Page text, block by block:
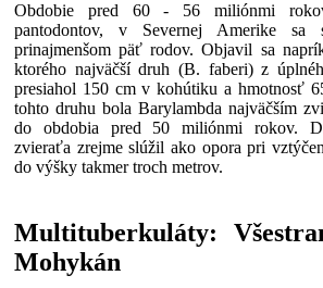
Obdobie pred 60 - 56 miliónmi
pantodontov, v Severnej Amerike sa
prinajmenšom päť rodov. Objavil sa
ktorého najväčší druh (B. faberi) z
presiahol 150 cm v kohútiku a hmotnosť
tohto druhu bola Barylambda najväčším
do obdobia pred 50 miliónmi rokov.
zvieraťa zrejme slúžil ako opora pri
do výšky takmer troch metrov.
Multituberkuláty:
Mohykán